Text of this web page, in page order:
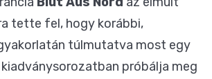
tette fel, hogy korábbi,
túlmutatva most egy
próbálja meg